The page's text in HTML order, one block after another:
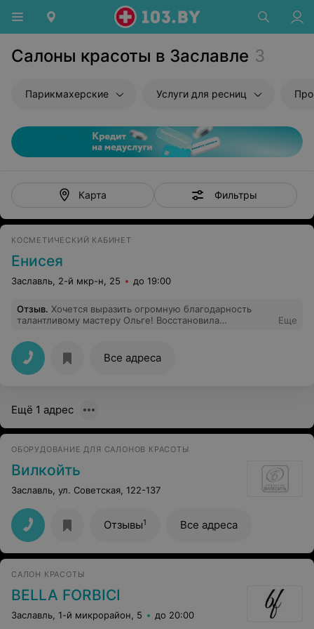
Салоны красоты в Заславле 3
Парикмахерские Услуги для ресниц
Карта Фильтры
КОСМЕТИЧЕСКИЙ КАБИНЕТ
Енисея
Заславль, 2-й мкр-н, 25 до 19:00
Отзыв. Хочется выразить огромную благодарность
талантливому мастеру Ольге! Восстановила
предыдущее сложное окрашивание.
Еще
Все адреса
Ещё 1 адрес
ОБОРУДОВАНИЕ ДЛЯ САЛОНОВ КРАСОТЫ
Вилкойть
Заславль, ул. Советская, 122-137
Отзывы1 Все адреса
САЛОН КРАСОТЫ
BELLA FORBICI
Заславль, 1-й микрорайон, 5 до 20:00